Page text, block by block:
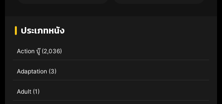
ประเภทหนัง
Action บู๊(2,036)
Adaptation (3)
Adult (1)